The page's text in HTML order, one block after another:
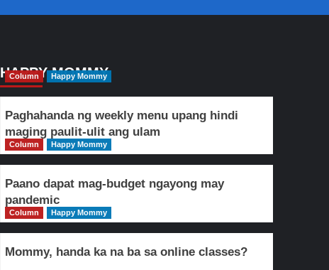
HAPPY MOMMY
Column Happy Mommy
Paghahanda ng weekly menu upang hindi
maging paulit-ulit ang ulam
Column Happy Mommy
Paano dapat mag-budget ngayong may
pandemic
Column Happy Mommy
Mommy, handa ka na ba sa online classes?